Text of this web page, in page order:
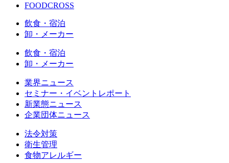
FOODCROSS
飲食・宿泊
卸・メーカー
飲食・宿泊
卸・メーカー
業界ニュース
セミナー・イベントレポート
新業態ニュース
企業団体ニュース
法令対策
衛生管理
食物アレルギー